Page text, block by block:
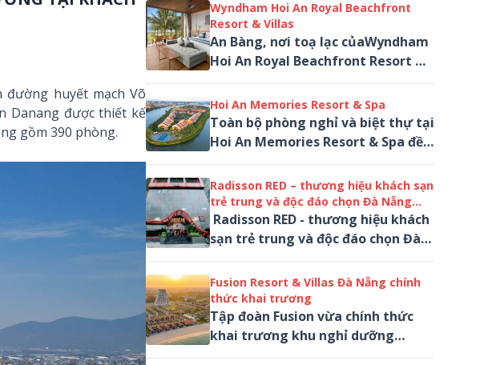
huyết mạch Võ
Danang được thiết kế
gồm 390 phòng.
Wyndham Hoi An Royal Beachfront
Resort & Villas
An Bàng, nơi toạ lạc củaWyndham
Hoi An Royal Beachfront Resort &
Villas – khu nghỉ dưỡng biển 5 sao
sang trọng...
Hoi An Memories Resort & Spa
Toàn bộ phòng nghỉ và biệt thự tại
Hoi An Memories Resort & Spa đều
có view sông cực chất, tạo nên
một định nghĩa mới về nghệ
thuật...
Radisson RED – thương hiệu khách sạn
trẻ trung và độc đáo chọn Đà Nẵng
làm điểm đến đầu tiên tại Đông Nam Á
Radisson RED - thương hiệu khách
sạn trẻ trung và độc đáo chọn Đà
Nẵng làm điểm đến đầu tiên tại
Đông Nam Á
Fusion Resort & Villas Đà Nẵng chính
thức khai trương
Tập đoàn Fusion vừa chính thức
khai trương khu nghỉ dưỡng
Fusion Resort & Villas Đà Nẵng,